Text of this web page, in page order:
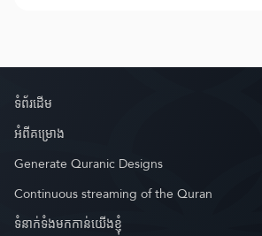
ទំព័រ​ដេីម
អំពី​គម្រោង
Generate Quranic Designs
Continuous streaming of the Quran
ទំនាក់ទំងមកកាន់យើងខ្ញុំ